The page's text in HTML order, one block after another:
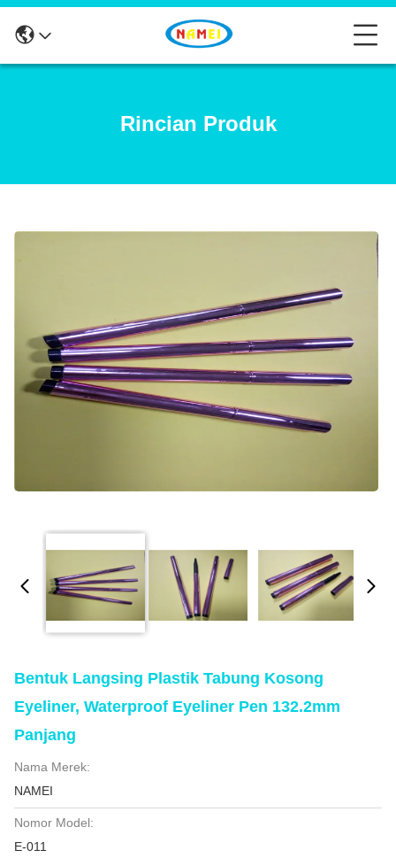
Rincian Produk
Bentuk Langsing Plastik Tabung Kosong
Eyeliner, Waterproof Eyeliner Pen 132.2mm
Panjang
Nama Merek:
NAMEI
Nomor Model:
E-011